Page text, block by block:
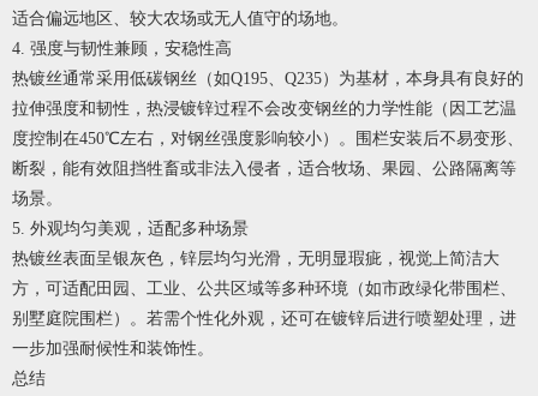
适合偏远地区、较大农场或无人值守的场地。
4. 强度与韧性兼顾，安稳性高
热镀丝通常采用低碳钢丝（如Q195、Q235）为基材，本身具有良好的
拉伸强度和韧性，热浸镀锌过程不会改变钢丝的力学性能（因工艺温
度控制在450℃左右，对钢丝强度影响较小）。围栏安装后不易变形、
断裂，能有效阻挡牲畜或非法入侵者，适合牧场、果园、公路隔离等
场景。
5. 外观均匀美观，适配多种场景
热镀丝表面呈银灰色，锌层均匀光滑，无明显瑕疵，视觉上简洁大
方，可适配田园、工业、公共区域等多种环境（如市政绿化带围栏、
别墅庭院围栏）。若需个性化外观，还可在镀锌后进行喷塑处理，进
一步加强耐候性和装饰性。
总结